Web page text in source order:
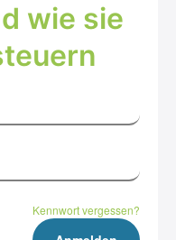
wie sie
Kennwort vergessen?